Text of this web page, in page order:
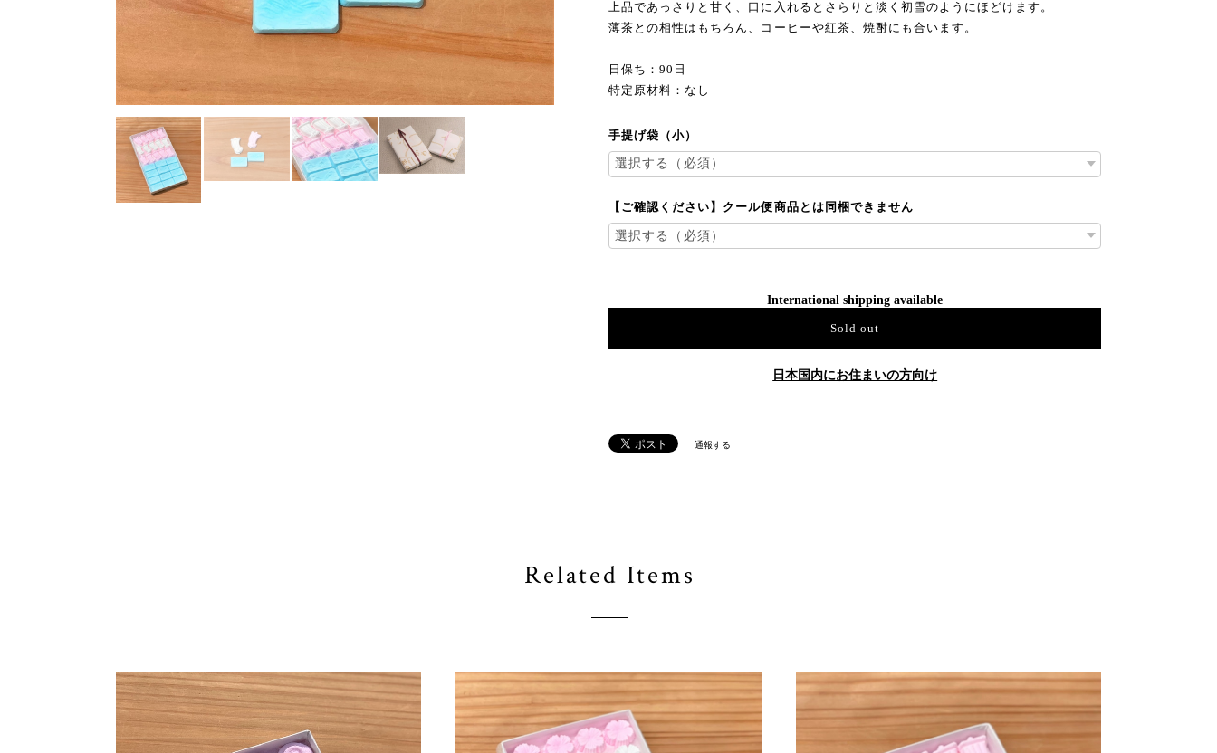
上品であっさりと甘く、口に入れるとさらりと淡く初雪のようにほどけます。
薄茶との相性はもちろん、コーヒーや紅茶、焼酎にも合います。
日保ち：90日
特定原材料：なし
手提げ袋（小）
【ご確認ください】クール便商品とは同梱できません
International shipping available
Sold out
日本国内にお住まいの方向け
通報する
Related Items